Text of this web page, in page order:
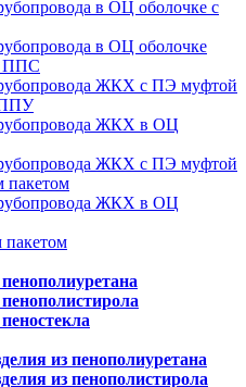
в ОЦ оболочке с
в ОЦ оболочке
ППС
ЖКХ с ПЭ муфтой
ППУ
ЖКХ в ОЦ
ЖКХ с ПЭ муфтой
пакетом
ЖКХ в ОЦ
пакетом
из пенополиуретана
из пенополистирола